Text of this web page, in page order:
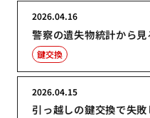
警察の遺失物統計から
2026.04.16
鍵交換
引っ越しの鍵交換で失
2026.04.15